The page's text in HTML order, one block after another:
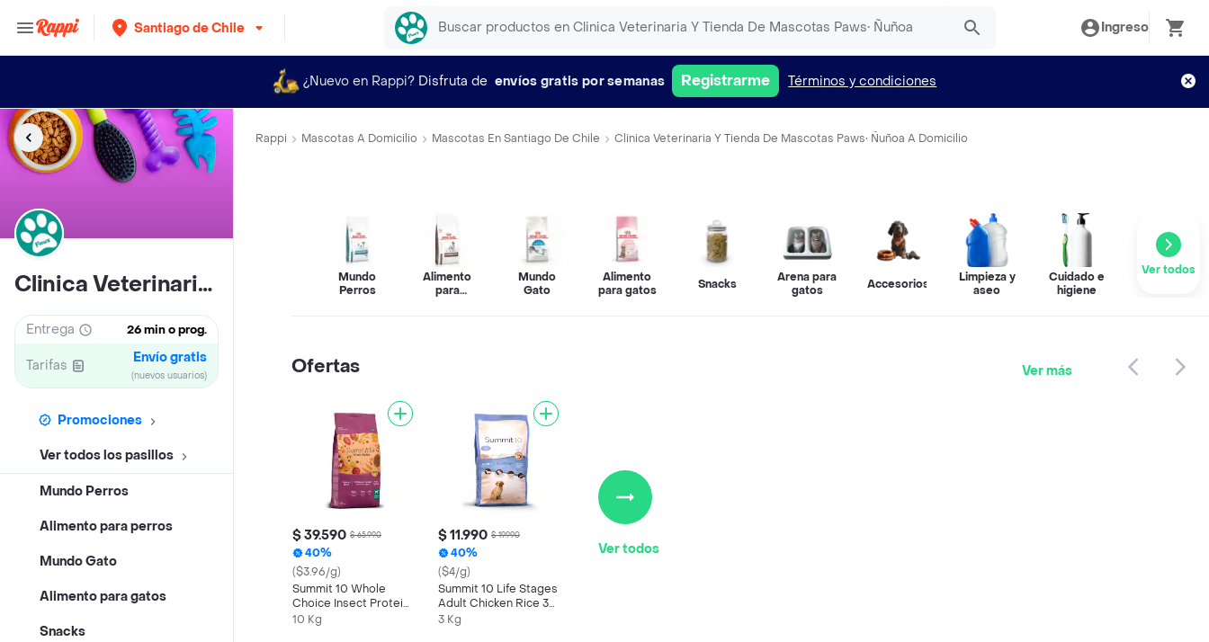
Santiago de Chile Ingreso
¿Nuevo en Rappi? Disfruta de envíos gratis por semanas Registrarme Términos y condiciones
Clinica Veterinaria Y Tienda De Mascotas Paws• Ñuñoa
Entrega 26 min o prog.
Tarifas Envío gratis
(nuevos usuarios)
Promociones
Ver todos los pasillos
Mundo Perros
Alimento para perros
Mundo Gato
Alimento para gatos
Snacks
Rappi Mascotas A Domicilio Mascotas En Santiago De Chile Clinica Veterinaria Y Tienda De Mascotas Paws• Ñuñoa A Domicilio
Mundo
Perros
Alimento
para
Mundo
Gato
Alimento
para gatos
Snacks
Arena para
gatos
Accesorios
Limpieza y
aseo
Cuidado e
higiene
Ver todos
Ofertas Ver más
$ 39.590 $ 65.990
40%
($3.96/g)
Summit 10 Whole
Choice Insect Protein
10 Kg
10 Kg
$ 11.990 $ 19.990
40%
($4/g)
Summit 10 Life Stages
Adult Chicken Rice 3
Kg
3 Kg
Ver todos